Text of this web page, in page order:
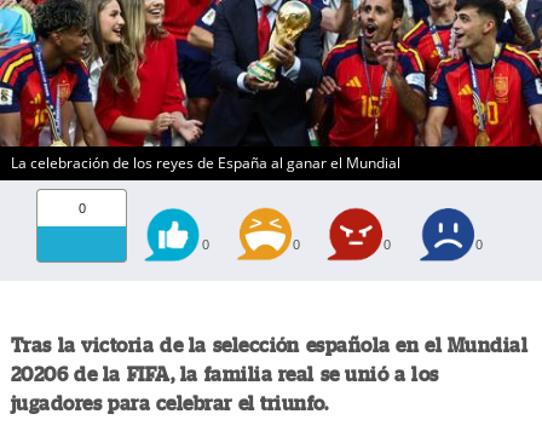
La celebración de los reyes de España al ganar el Mundial
0
0 0 0 0
Tras la victoria de la selección española en el Mundial
20206 de la FIFA, la familia real se unió a los
jugadores para celebrar el triunfo.